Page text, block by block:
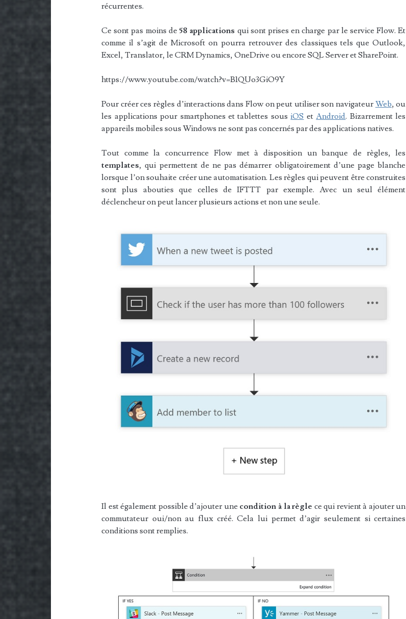
récurrentes.
Ce sont pas moins de 58 applications qui sont prises en charge par le service Flow. Et
comme il s’agit de Microsoft on pourra retrouver des classiques tels que Outlook,
Excel, Translator, le CRM Dynamics, OneDrive ou encore SQL Server et SharePoint.
https://www.youtube.com/watch?v=B1QUo3GiO9Y
Pour créer ces règles d’interactions dans Flow on peut utiliser son navigateur Web, ou
les applications pour smartphones et tablettes sousiOS etAndroid. Bizarrement les
appareils mobiles sous Windows ne sont pas concernés par des applications natives.
Tout comme la concurrence Flow met à disposition un banque de règles, les
templates, qui permettent de ne pas démarrer obligatoirement d’une page blanche
lorsque l’on souhaite créer une automatisation. Les règles qui peuvent être construites
sont plus abouties que celles de IFTTT par exemple. Avec un seul élément
déclencheur on peut lancer plusieurs actions et non une seule.
Il est également possible d’ajouter une condition à la règle ce qui revient à ajouter un
commutateur oui/non au flux créé. Cela lui permet d’agir seulement si certaines
conditions sont remplies.